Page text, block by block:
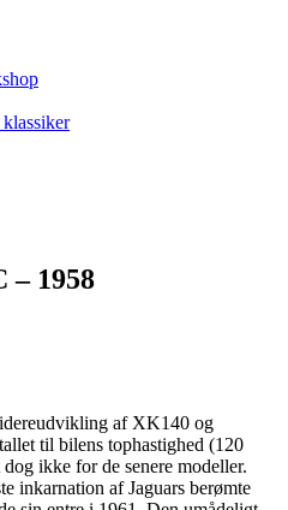
– 1958
af XK140 og
til bilens tophastighed (120
ikke for de senere modeller.
inkarnation af Jaguars berømte